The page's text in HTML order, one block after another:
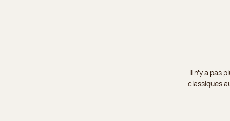
Il n’y a pas
classiques